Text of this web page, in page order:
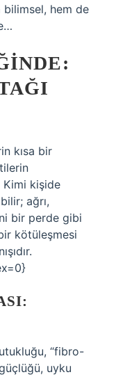
bilimsel, hem de
kısa bir
Kimi kişide
ağrı,
bir perde gibi
kötüleşmesi
“fibro-
uyku